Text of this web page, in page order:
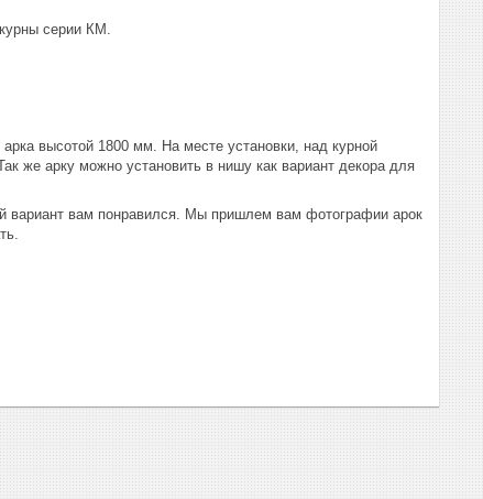
серии КМ.
высотой 1800 мм. На месте установки, над курной
же арку можно установить в нишу как вариант декора для
вариант вам понравился. Мы пришлем вам фотографии арок